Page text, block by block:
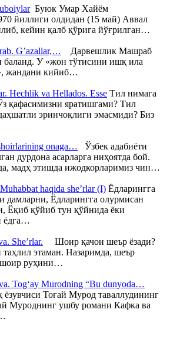
Буюк Умар Хайём
йиллиги олдидан (15 май) Аввал
кейин қалб қўрига йўғрилган…
G’azallar,… Дарвешлик Машраб
баланд. У «жон тўтисини ишқ ила
жандани кийиб…
Hechlik va Hellados. Esse Тил нимага
қафасимизни яратишгами? Тил
эринчоқлиги эмасмиди? Биз
onaga… Ўзбек адабиёти
дурдона асарларга ниҳоятда бой.
мадҳ этишда ижодкорларимиз чин…
haqida she’rlar (I) Ёдларингга
дамларни, Ёдларингга олурмисан
Ёқиб қўйиб тун қўйнида ёки
ёдга…
She’rlar. Шоир қачон шеър ёзади?
этаман. Назаримда, шеър
руҳини…
Tog‘ay Murodning “Bu dunyoda…
ёзувчиси Тоғай Мурод таваллудининг
Муроднинг ушбу романи Кафка ва